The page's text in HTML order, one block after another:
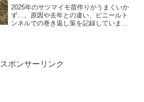
2025年のサツマイモ苗作りがうまくいか
ず…。原因や去年との違い、ビニールト
ンネルでの巻き返し策を記録していま
スポンサーリンク